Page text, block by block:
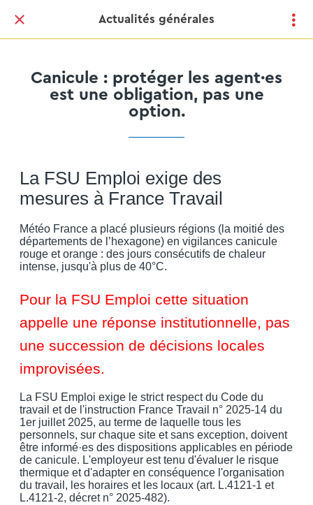
Actualités générales
Canicule : protéger les agent·es
est une obligation, pas une
option.
La FSU Emploi exige des
mesures à France Travail
Météo France a placé plusieurs régions (la moitié des
départements de l’hexagone) en vigilances canicule
rouge et orange : des jours consécutifs de chaleur
intense, jusqu'à plus de 40°C.
Pour la FSU Emploi cette situation
appelle une réponse institutionnelle, pas
une succession de décisions locales
improvisées.
La FSU Emploi exige le strict respect du Code du
travail et de l'instruction France Travail n° 2025-14 du
1er juillet 2025, au terme de laquelle tous les
personnels, sur chaque site et sans exception, doivent
être informé·es des dispositions applicables en période
de canicule. L'employeur est tenu d'évaluer le risque
thermique et d'adapter en conséquence l'organisation
du travail, les horaires et les locaux (art. L.4121-1 et
L.4121-2, décret n° 2025-482).